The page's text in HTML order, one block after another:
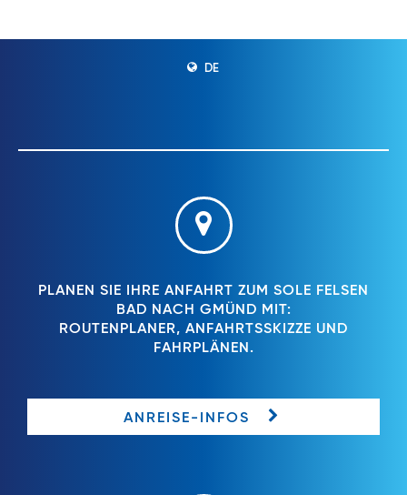
DE
PLANEN SIE IHRE ANFAHRT ZUM SOLE FELSEN
BAD NACH GMÜND MIT:
ROUTENPLANER, ANFAHRTSSKIZZE UND
FAHRPLÄNEN.
ANREISE-INFOS